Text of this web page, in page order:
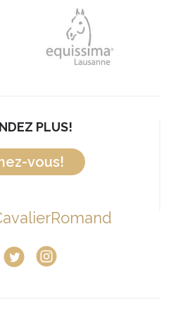
PLUS!
vous!